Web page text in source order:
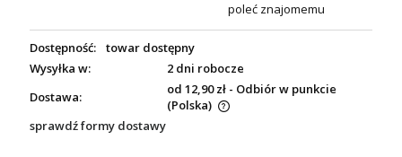
poleć znajomemu
Dostępność:
towar dostępny
Wysyłka w:
2 dni robocze
Dostawa:
od 12,90 zł - Odbiór w punkcie
(Polska)
sprawdź formy dostawy